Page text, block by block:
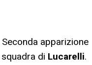
Seconda apparizione
di Lucarelli.